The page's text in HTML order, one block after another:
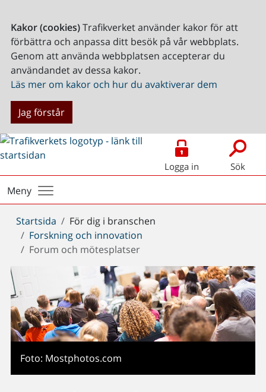
Kakor (cookies)Trafikverket använder kakor för att
förbättra och anpassa ditt besök på vår webbplats.
Genom att använda webbplatsen accepterar du
användandet av dessa kakor.
Läs mer om kakor och hur du avaktiverar dem
Jag förstår
Logga in Sök
Meny
Du
är
här:
Startsida
För dig i branschen
Forskning och innovation
Forum och mötesplatser
Foto: Mostphotos.com